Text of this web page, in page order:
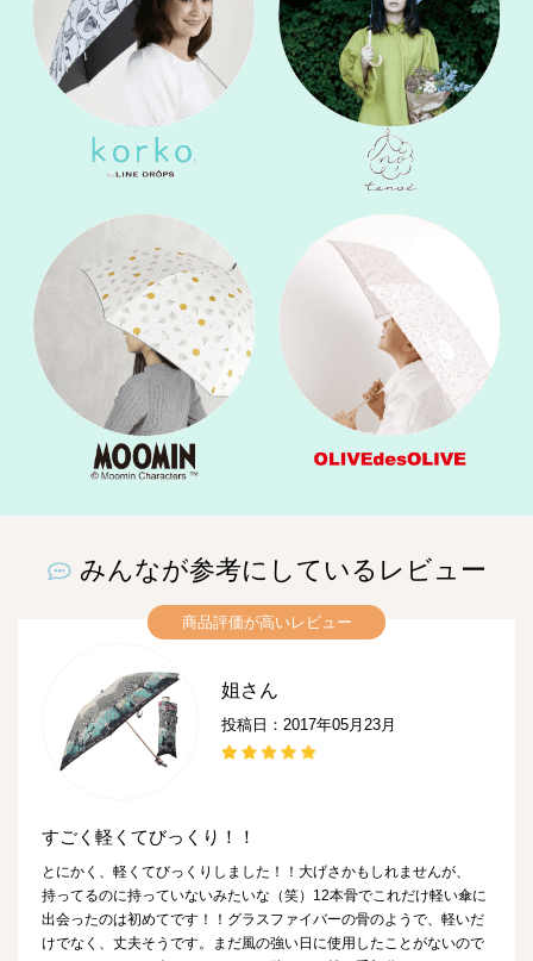
みんなが参考にしているレビュー
商品評価が高いレビュー
姐さん
投稿日：2017年05月23月
すごく軽くてびっくり！！
とにかく、軽くてびっくりしました！！大げさかもしれませんが、
持ってるのに持っていないみたいな（笑）12本骨でこれだけ軽い傘に
出会ったのは初めてです！！グラスファイバーの骨のようで、軽いだ
けでなく、丈夫そうです。まだ風の強い日に使用したことがないので